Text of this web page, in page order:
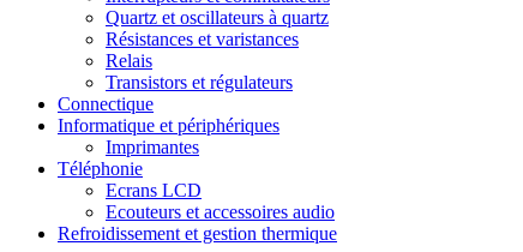
Quartz et oscillateurs à quartz
Résistances et varistances
Relais
Transistors et régulateurs
Connectique
Informatique et périphériques
Imprimantes
Téléphonie
Ecrans LCD
Ecouteurs et accessoires audio
Refroidissement et gestion thermique